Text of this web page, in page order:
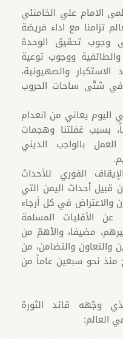
الامام علي الخامنئي
تزامنا مع اداء فريضة
الهجري 1438، على وجوب تحقيق الوحدة
والطائفية ووجوب توعية
والصهيونية،
في شتّی ساحات الحروب
الیوم يعاني من انعدام
بسبب غفلتنا وهجمات
بالواجب الدیني
الفوري للأحداث
قبيل أحداث اليمن التي
والاعتراض في كل أرجاء
عن الأقليات المسلمة
مضيفا، والأهمّ من
والتضامن، من
نحو سبعين عاماً من
وجّهه قائد الثورة
العالم: